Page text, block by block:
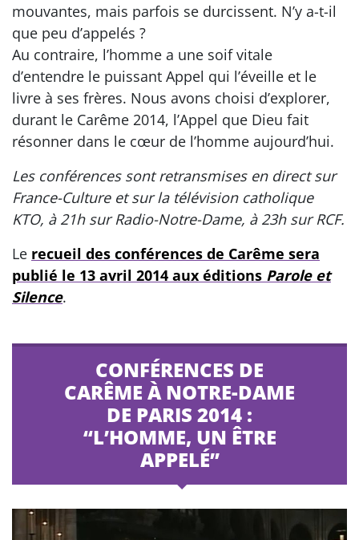
mouvantes, mais parfois se durcissent. N’y a-t-il
que peu d’appelés ?
Au contraire, l’homme a une soif vitale
d’entendre le puissant Appel qui l’éveille et le
livre à ses frères. Nous avons choisi d’explorer,
durant le Carême 2014, l’Appel que Dieu fait
résonner dans le cœur de l’homme aujourd’hui.
Les conférences sont retransmises en direct sur
France-Culture et sur la télévision catholique
KTO, à 21h sur Radio-Notre-Dame, à 23h sur RCF.
Le recueil des conférences de Carême sera
publié le 13 avril 2014 aux éditions Parole et
Silence.
CONFÉRENCES DE
CARÊME À NOTRE-DAME
DE PARIS 2014 :
“L’HOMME, UN ÊTRE
APPELÉ”